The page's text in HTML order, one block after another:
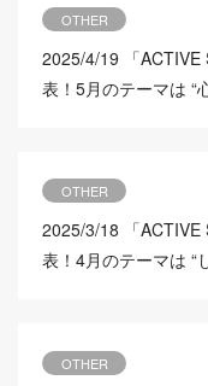
OTHER
2025/4/19
「
表！5月のテーマは “
OTHER
2025/3/18
「
表！4月のテーマは “
OTHER